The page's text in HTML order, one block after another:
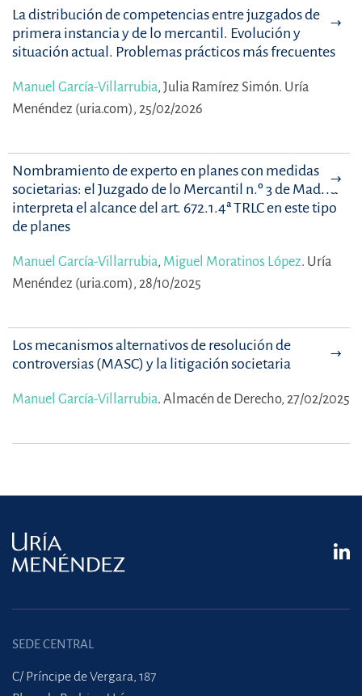
La distribución de competencias entre juzgados de
primera instancia y de lo mercantil. Evolución y
situación actual. Problemas prácticos más frecuentes
Manuel García-Villarrubia, Julia Ramírez Simón. Uría
Menéndez (uria.com), 25/02/2026
Nombramiento de experto en planes con medidas
societarias: el Juzgado de lo Mercantil n.º 3 de Madrid
interpreta el alcance del art. 672.1.4ª TRLC en este tipo
de planes
Manuel García-Villarrubia, Miguel Moratinos López. Uría
Menéndez (uria.com), 28/10/2025
Los mecanismos alternativos de resolución de
controversias (MASC) y la litigación societaria
Manuel García-Villarrubia. Almacén de Derecho, 27/02/2025
SEDE CENTRAL
C/ Príncipe de Vergara, 187